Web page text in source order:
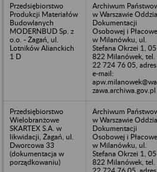
Przedsiębiorstwo
Produkcji Materiałów
Budowlanych
MODERNBUD Sp. z
o.o. - Żagań, ul.
Lotników Alianckich
1 D
Archiwum
w Warszawie
Dokumentacji
Osobowej i
w Milanówku, ul.
Stefana Okrzei 1,
822 Milanówek, tel.
22 724 76 05, adres
e-mail:
zawa.archiwa.gov.pl
Przedsiębiorstwo
Wielobranżowe
SKARTEX S.A. w
likwidacji, Żagań, ul.
Dworcowa 33
(dokumentacja w
porządkowaniu)
Archiwum
w Warszawie
Dokumentacji
Osobowej i
w Milanówku, ul.
Stefana Okrzei 1,
822 Milanówek, tel.